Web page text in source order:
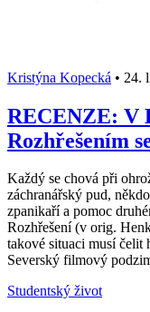
Kristýna Kopecká • 24.
RECENZE: V
Rozhřešením
Každý se chová při
záchranářský pud,
zpanikaří a pomoc
Rozhřešení (v orig.
takové situaci musí
Severský filmový
Studentský život